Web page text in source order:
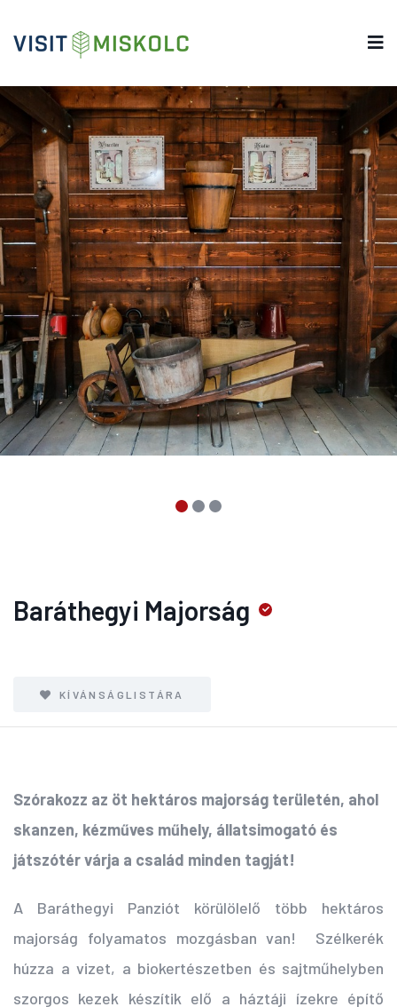
Baráthegyi Majorság
KÍVÁNSÁGLISTÁRA
Szórakozz az öt hektáros majorság területén, ahol
skanzen, kézműves műhely, állatsimogató és
játszótér várja a család minden tagját!
A Baráthegyi Panziót körülölelő több hektáros
majorság folyamatos mozgásban van! Szélkerék
húzza a vizet, a biokertészetben és sajtműhelyben
szorgos kezek készítik elő a háztáji ízekre építő